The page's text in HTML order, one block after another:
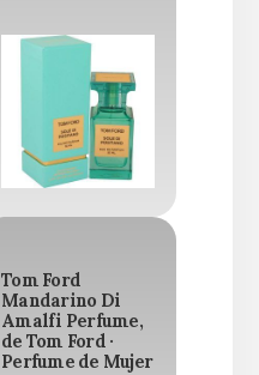
Tom Ford
Mandarino Di
Amalfi Perfume,
de Tom Ford ·
Perfume de Mujer